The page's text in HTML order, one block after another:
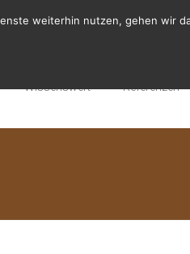
Wissenswert Referenzen
weiterhin nutzen, gehen wir